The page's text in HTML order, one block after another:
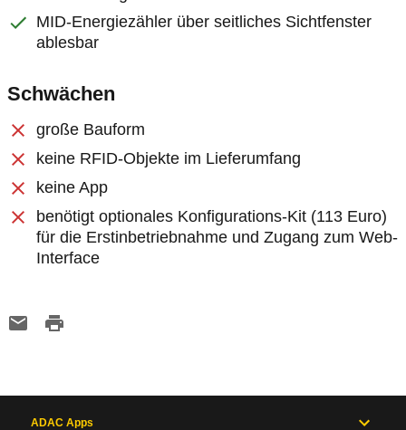
MID-Energiezähler über seitliches Sichtfenster
ablesbar
Schwächen
große Bauform
keine RFID-Objekte im Lieferumfang
keine App
benötigt optionales Konfigurations-Kit (113 Euro)
für die Erstinbetriebnahme und Zugang zum Web-
Interface
ADAC Apps